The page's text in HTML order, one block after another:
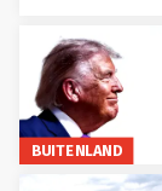
BUITENLAND